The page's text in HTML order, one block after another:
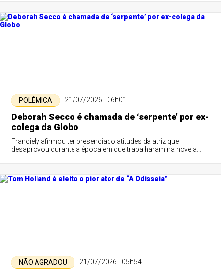
POLÊMICA 21/07/2026 - 06h01
Deborah Secco é chamada de ‘serpente’ por ex-
colega da Globo
Franciely afirmou ter presenciado atitudes da atriz que
desaprovou durante a época em que trabalharam na novela
NÃO AGRADOU 21/07/2026 - 05h54